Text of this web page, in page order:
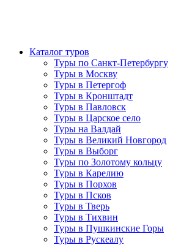
Каталог туров
Туры по Санкт-Петербургу
Туры в Москву
Туры в Петергоф
Туры в Кронштадт
Туры в Павловск
Туры в Царское село
Туры на Валдай
Туры в Великий Новгород
Туры в Выборг
Туры по Золотому кольцу
Туры в Карелию
Туры в Порхов
Туры в Псков
Туры в Тверь
Туры в Тихвин
Туры в Пушкинские Горы
Туры в Рускеалу